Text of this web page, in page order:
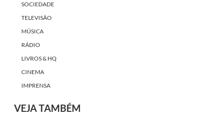
SOCIEDADE
TELEVISÃO
MÚSICA
RÁDIO
LIVROS & HQ
CINEMA
IMPRENSA
VEJA TAMBÉM